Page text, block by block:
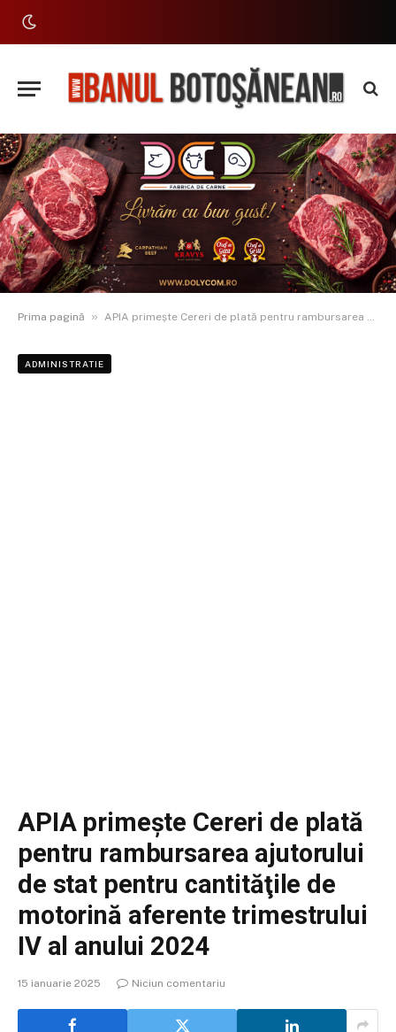
Prima pagină » APIA primește Cereri de plată pentru rambursarea ajutorului de stat pentru cantităţile de motorină aferente trimestrului IV al anului 2024
ADMINISTRATIE
APIA primește Cereri de plată
pentru rambursarea ajutorului
de stat pentru cantităţile de
motorină aferente trimestrului
IV al anului 2024
15 ianuarie 2025 Niciun comentariu